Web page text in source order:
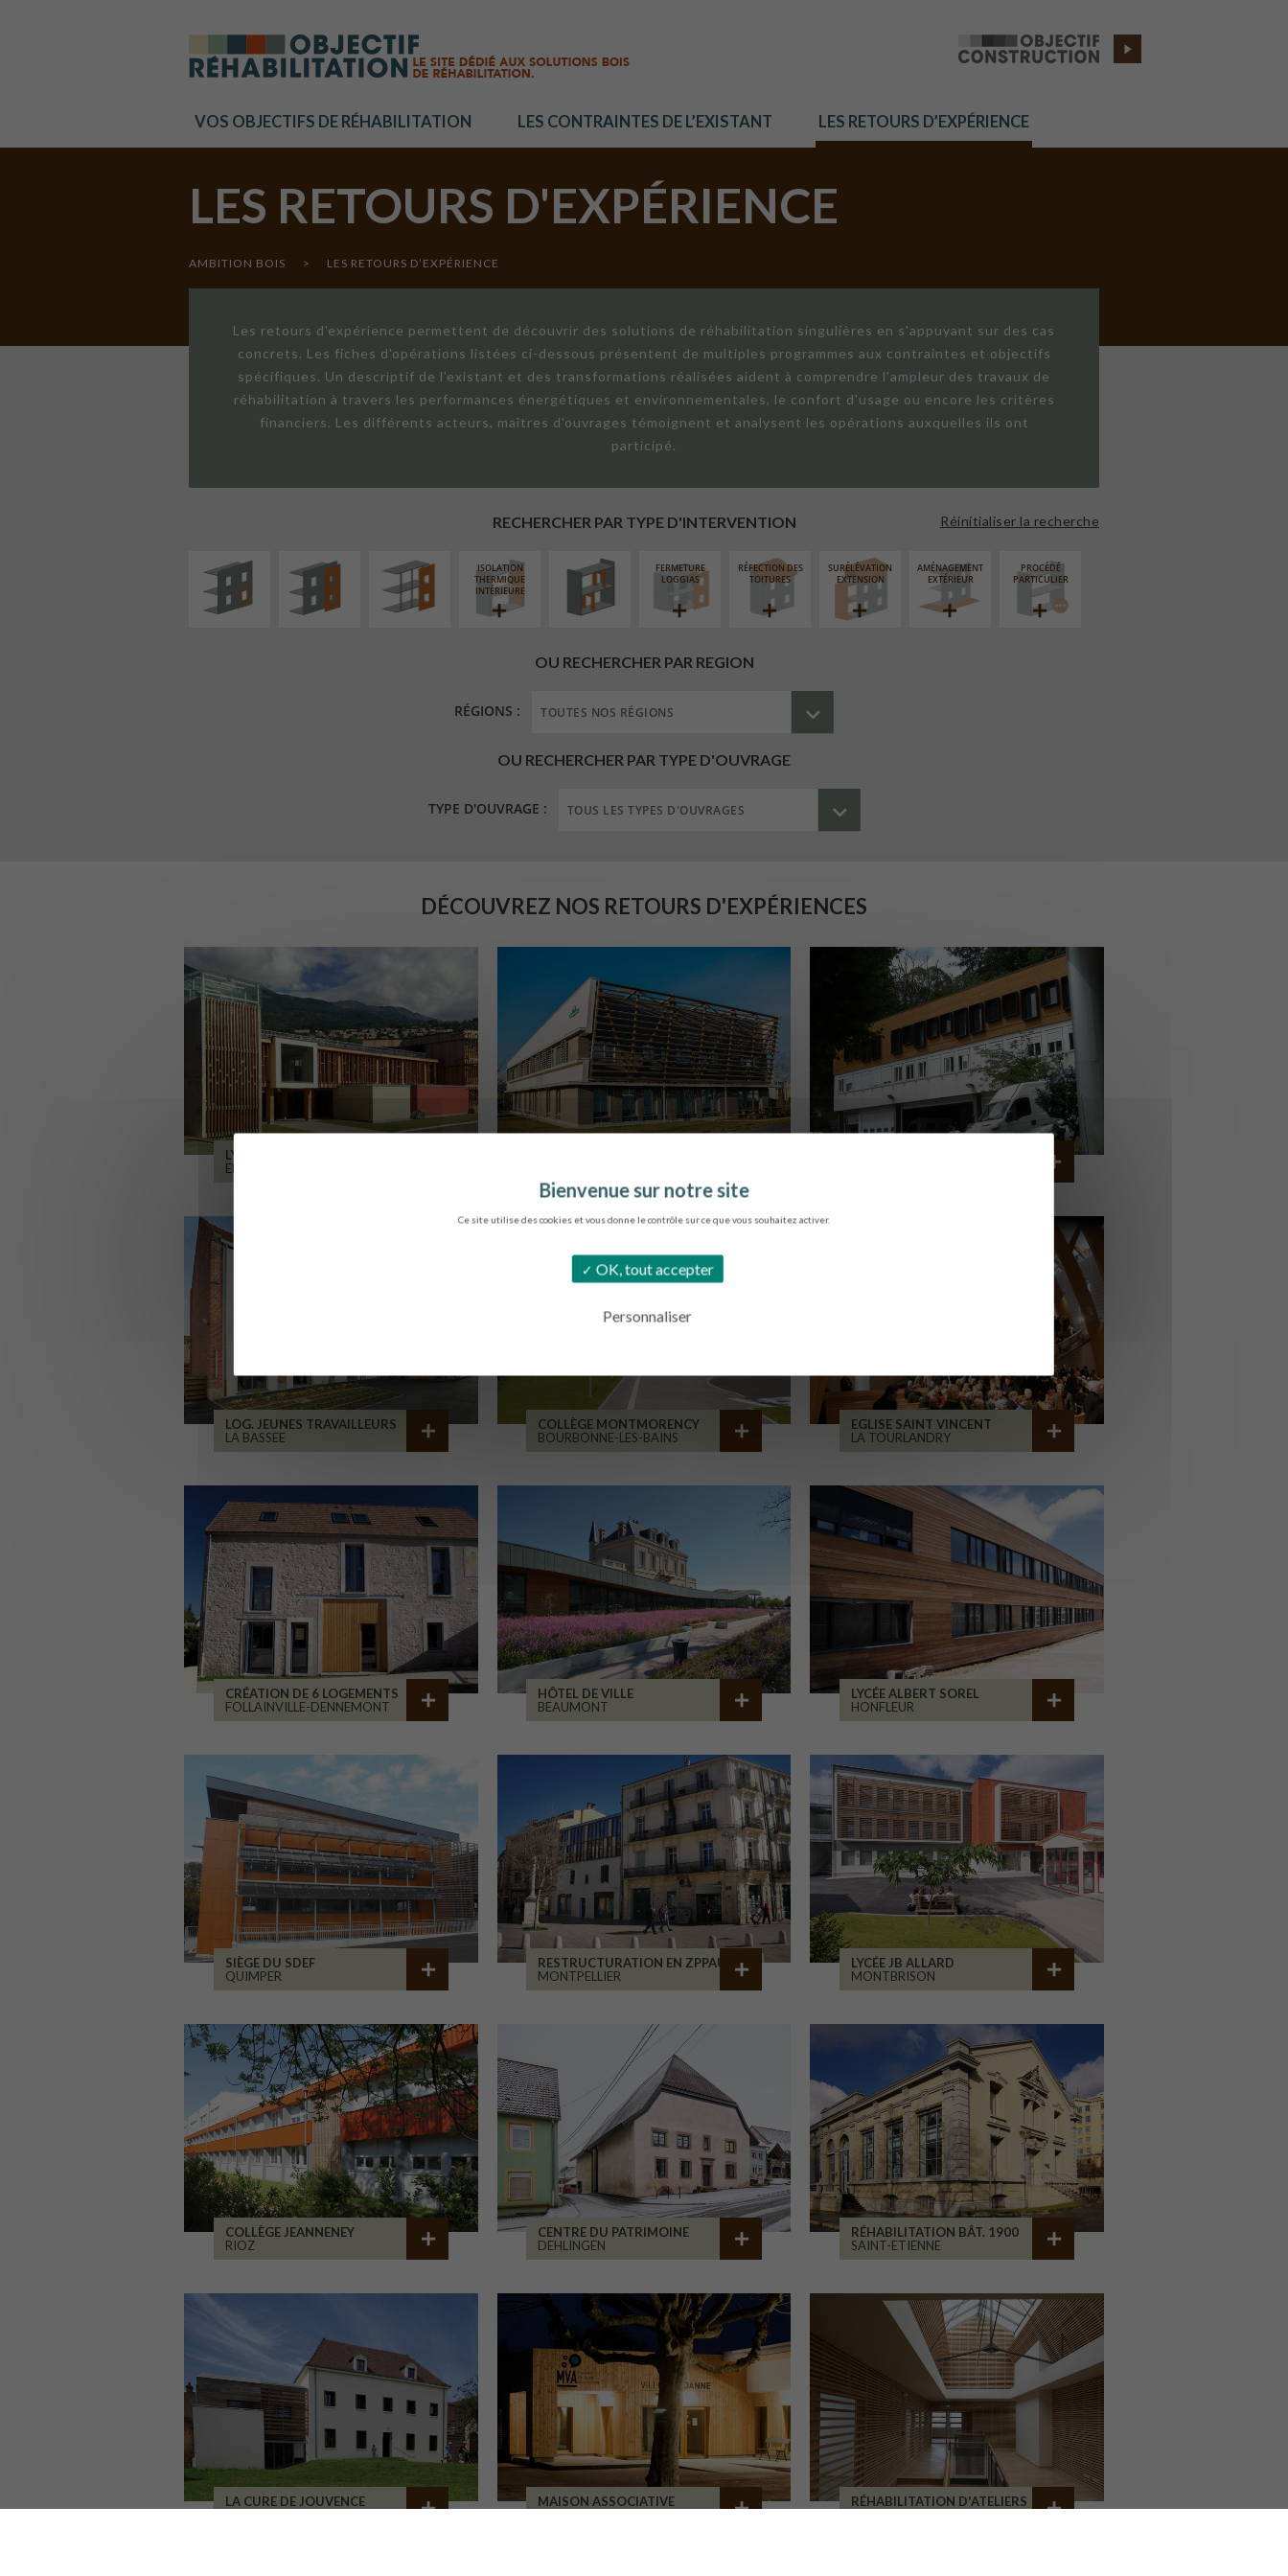
Ce site utilise des cookies et vous donne le contrôle sur ce que vous souhaitez activer.
OK, tout accepter
Personnaliser
VOS OBJECTIFS DE RÉHABILITATION LES CONTRAINTES DE L’EXISTANT LES RETOURS D’EXPÉRIENCE
LES RETOURS D'EXPÉRIENCE
AMBITION BOIS > LES RETOURS D’EXPÉRIENCE
Les retours d'expérience permettent de découvrir des solutions de réhabilitation singulières en s'appuyant sur des cas
concrets. Les fiches d'opérations listées ci-dessous présentent de multiples programmes aux contraintes et objectifs
spécifiques. Un descriptif de l'existant et des transformations réalisées aident à comprendre l'ampleur des travaux de
réhabilitation à travers les performances énergétiques et environnementales, le confort d'usage ou encore les critères
financiers. Les différents acteurs, maîtres d'ouvrages témoignent et analysent les opérations auxquelles ils ont
participé.
RECHERCHER PAR TYPE D'INTERVENTION Réinitialiser la recherche
ISOLATION
ISOLATION
THERMIQUE
INTÉRIEURE
FERMETURE
LOGGIAS
RÉFECTION DES
TOITURES
SURÉLÉVATION
EXTENSION
AMÉNAGEMENT
EXTÉRIEUR
PROCÉDÉ
PARTICULIER
OU RECHERCHER PAR REGION
RÉGIONS :
OU RECHERCHER PAR TYPE D'OUVRAGE
TYPE D'OUVRAGE :
DÉCOUVREZ NOS RETOURS D'EXPÉRIENCES
LYCÉE ALPES ET DURANCE
EMBRUN
LOG. JEUNES TRAVAILLEURS
LA BASSEE
COLLÈGE MONTMORENCY
BOURBONNE-LES-BAINS
EGLISE SAINT VINCENT
LA TOURLANDRY
CRÉATION DE 6 LOGEMENTS
FOLLAINVILLE-DENNEMONT
HÔTEL DE VILLE
BEAUMONT
LYCÉE ALBERT SOREL
HONFLEUR
SIÈGE DU SDEF
QUIMPER
RESTRUCTURATION EN ZPPAUP
MONTPELLIER
LYCÉE JB ALLARD
MONTBRISON
COLLÈGE JEANNENEY
RIOZ
CENTRE DU PATRIMOINE
DEHLINGEN
RÉHABILITATION BÂT. 1900
SAINT-ETIENNE
LA CURE DE JOUVENCE
MAISON ASSOCIATIVE
RÉHABILITATION D'ATELIERS